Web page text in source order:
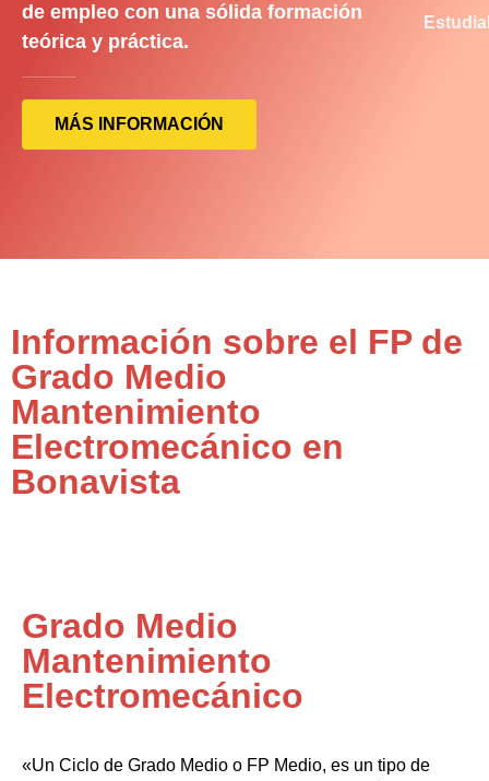
de empleo con una sólida formación
teórica y práctica.
MÁS INFORMACIÓN
Información sobre el FP de
Grado Medio
Mantenimiento
Electromecánico en
Bonavista
Grado Medio
Mantenimiento
Electromecánico
«Un Ciclo de Grado Medio o FP Medio, es un tipo de